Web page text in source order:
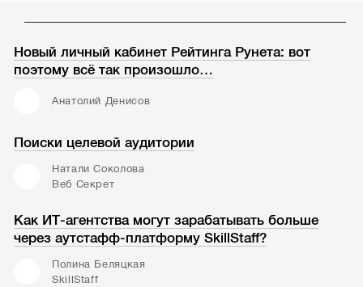
Новый личный кабинет Рейтинга Рунета: вот
поэтому всё так произошло…
Анатолий Денисов
Поиски целевой аудитории
Натали Соколова
Веб Секрет
Как ИТ-агентства могут зарабатывать больше
через аутстафф-платформу SkillStaff?
Полина Беляцкая
SkillStaff